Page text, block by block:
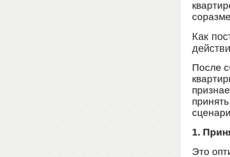
Как
После
1.
Это